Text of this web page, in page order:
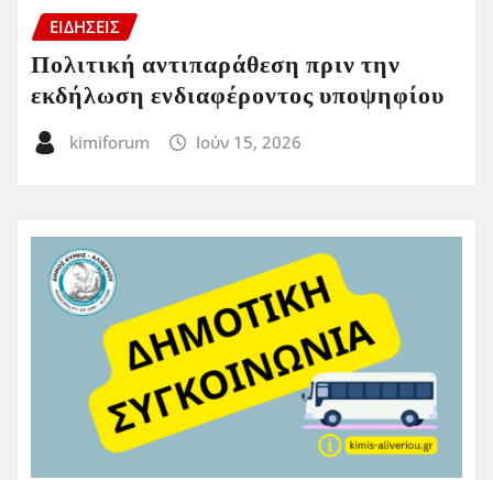
ΕΙΔΗΣΕΙΣ
Πολιτική αντιπαράθεση πριν την
εκδήλωση ενδιαφέροντος υποψηφίου
kimiforum Ιούν 15, 2026